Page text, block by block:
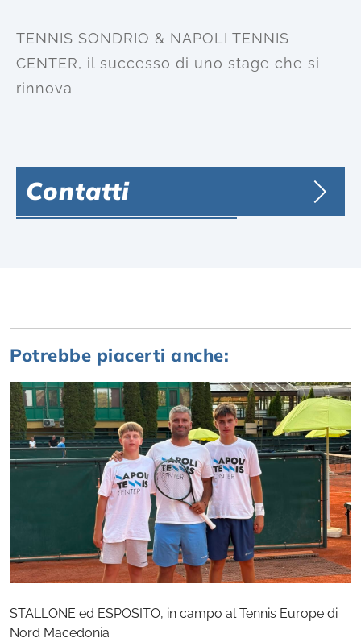
TENNIS SONDRIO & NAPOLI TENNIS
CENTER, il successo di uno stage che si
rinnova
Contatti
Potrebbe piacerti anche:
STALLONE ed ESPOSITO, in campo al Tennis Europe di
Nord Macedonia